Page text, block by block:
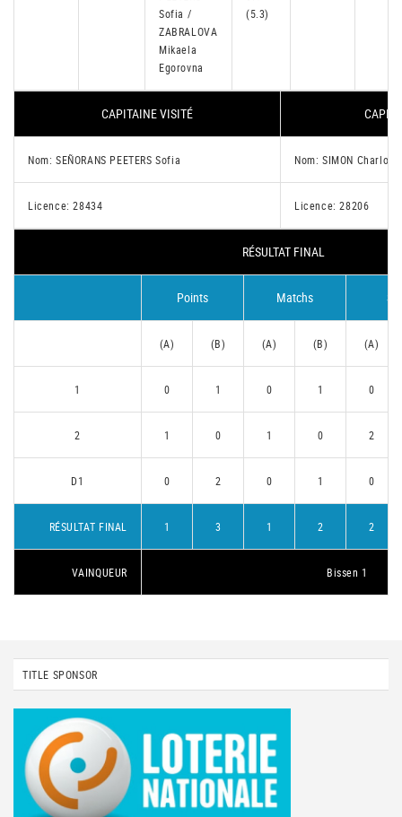
Sofia /
ZABRALOVA
Mikaela
Egorovna
(5.3)
CAPITAINE VISITÉ
Nom: SEÑORANS PEETERS Sofia Nom: SIMON
Licence: 28434 Licence: 28206
RÉSULTAT FINAL
Points Matchs
(A) (B) (A) (B) (A)
1 0 1 0 1 0
2 1 0 1 0 2
D1 0 2 0 1 0
RÉSULTAT FINAL 1 3 1 2 2
VAINQUEUR Bissen 1
TITLE SPONSOR